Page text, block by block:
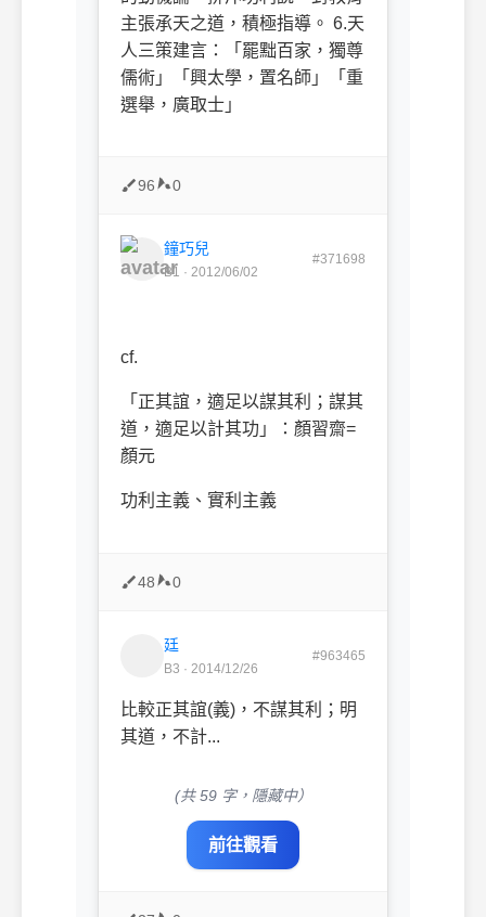
主張承天之道，積極指導。 6.天
人三策建言：「罷黜百家，獨尊
儒術」「興太學，置名師」「重
選舉，廣取士」
96 0
鐘巧兒
B1 · 2012/06/02
#371698
cf.
「正其誼，適足以謀其利；謀其
道，適足以計其功」：顏習齋=
顏元
功利主義、實利主義
48 0
廷
B3 · 2014/12/26
#963465
比較正其誼(義)，不謀其利；明
其道，不計...
(共 59 字，隱藏中）
前往觀看